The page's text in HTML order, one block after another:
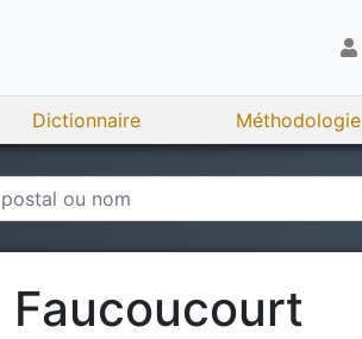
Dictionnaire Méthodologie
Faucoucourt